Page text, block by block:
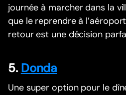
journée à marcher dans la
que le reprendre à
retour est une décision
5. Donda
Une super option pour le